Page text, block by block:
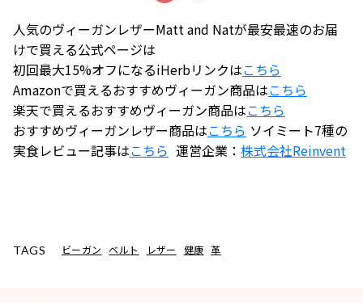
人気のヴィーガンレザーMatt and Natが最安最速のお届
けで買える公式ページは
初回最大15%オフになるiHerbリンクはこちら
Amazonで買えるおすすめヴィーガン商品はこちら
楽天で買えるおすすめヴィーガン商品はこちら
おすすめヴィーガンレザー商品はこちら ソイミート7種の
実食レビュー記事はこちら 運営企業： 株式会社Reinvent
TAGS ビーガン ベルト レザー 健康 革